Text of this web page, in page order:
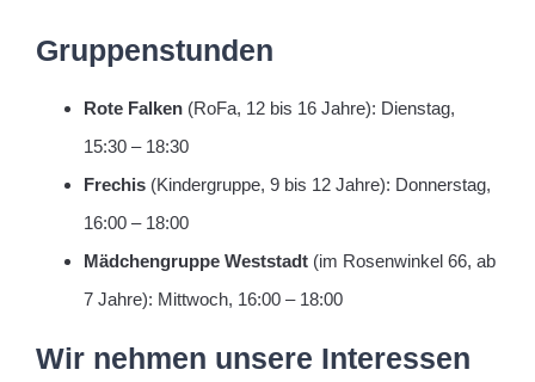
Gruppenstunden
Rote Falken (RoFa, 12 bis 16 Jahre): Dienstag,
15:30 – 18:30
Frechis (Kindergruppe, 9 bis 12 Jahre): Donnerstag,
16:00 – 18:00
Mädchengruppe Weststadt (im Rosenwinkel 66, ab
7 Jahre): Mittwoch, 16:00 – 18:00
Wir nehmen unsere Interessen